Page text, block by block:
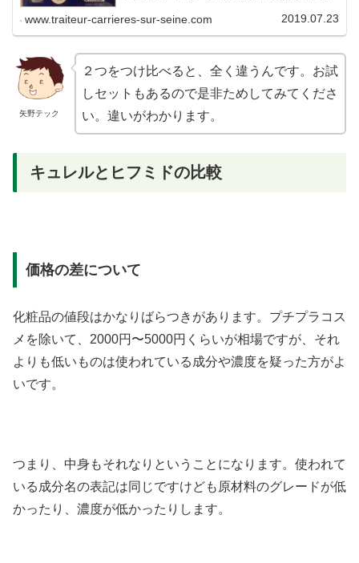
ます。詳しい内容をまとめてみました。
www.traiteur-carrieres-sur-seine.com 2019.07.23
矢野テック
２つをつけ比べると、全く違うんです。お試
しセットもあるので是非ためしてみてくださ
い。違いがわかります。
キュレルとヒフミドの比較
価格の差について
化粧品の値段はかなりばらつきがあります。プチプラコス
メを除いて、 2000円〜5000円くらいが相場ですが、それ
よりも低いものは使われている成分や濃度を疑った方がよ
いです。
つまり、中身もそれなりということになります。使われて
いる成分名の表記は同じですけども原材料のグレードが低
かったり、濃度が低かったりします。